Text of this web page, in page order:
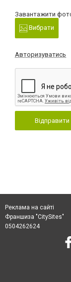
Завантажити
Вибрати
Авторизуватись
Відправити
Реклама на сайті
Франшиза "CitySites"
0504262624